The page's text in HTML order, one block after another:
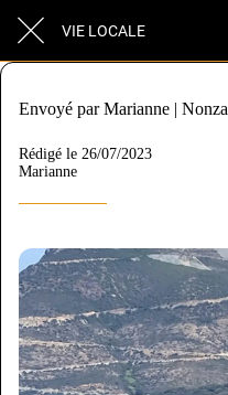
VIE LOCALE
Envoyé par Marianne | Nonza
Rédigé le 26/07/2023
Marianne